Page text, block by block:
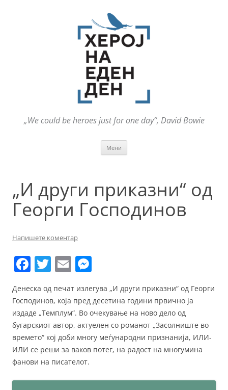
„We could be heroes just for one day“, David Bowie
Мени
„И други приказни“ од
Георги Господинов
Напишете коментар
F
c
e
b
o
o
k
T
itt
er
E
ai
l
ss
e
n
g
Денеска од печат излегува „И други приказни“ од Георги
Господинов, која пред десетина години првично ја
издаде „Темплум“. Во очекување на ново дело од
бугарскиот автор, актуелен со романот „Засолниште во
времето“ кој доби многу меѓународни признанија, ИЛИ-
ИЛИ се реши за ваков потег, на радост на многумина
фанови на писателот.